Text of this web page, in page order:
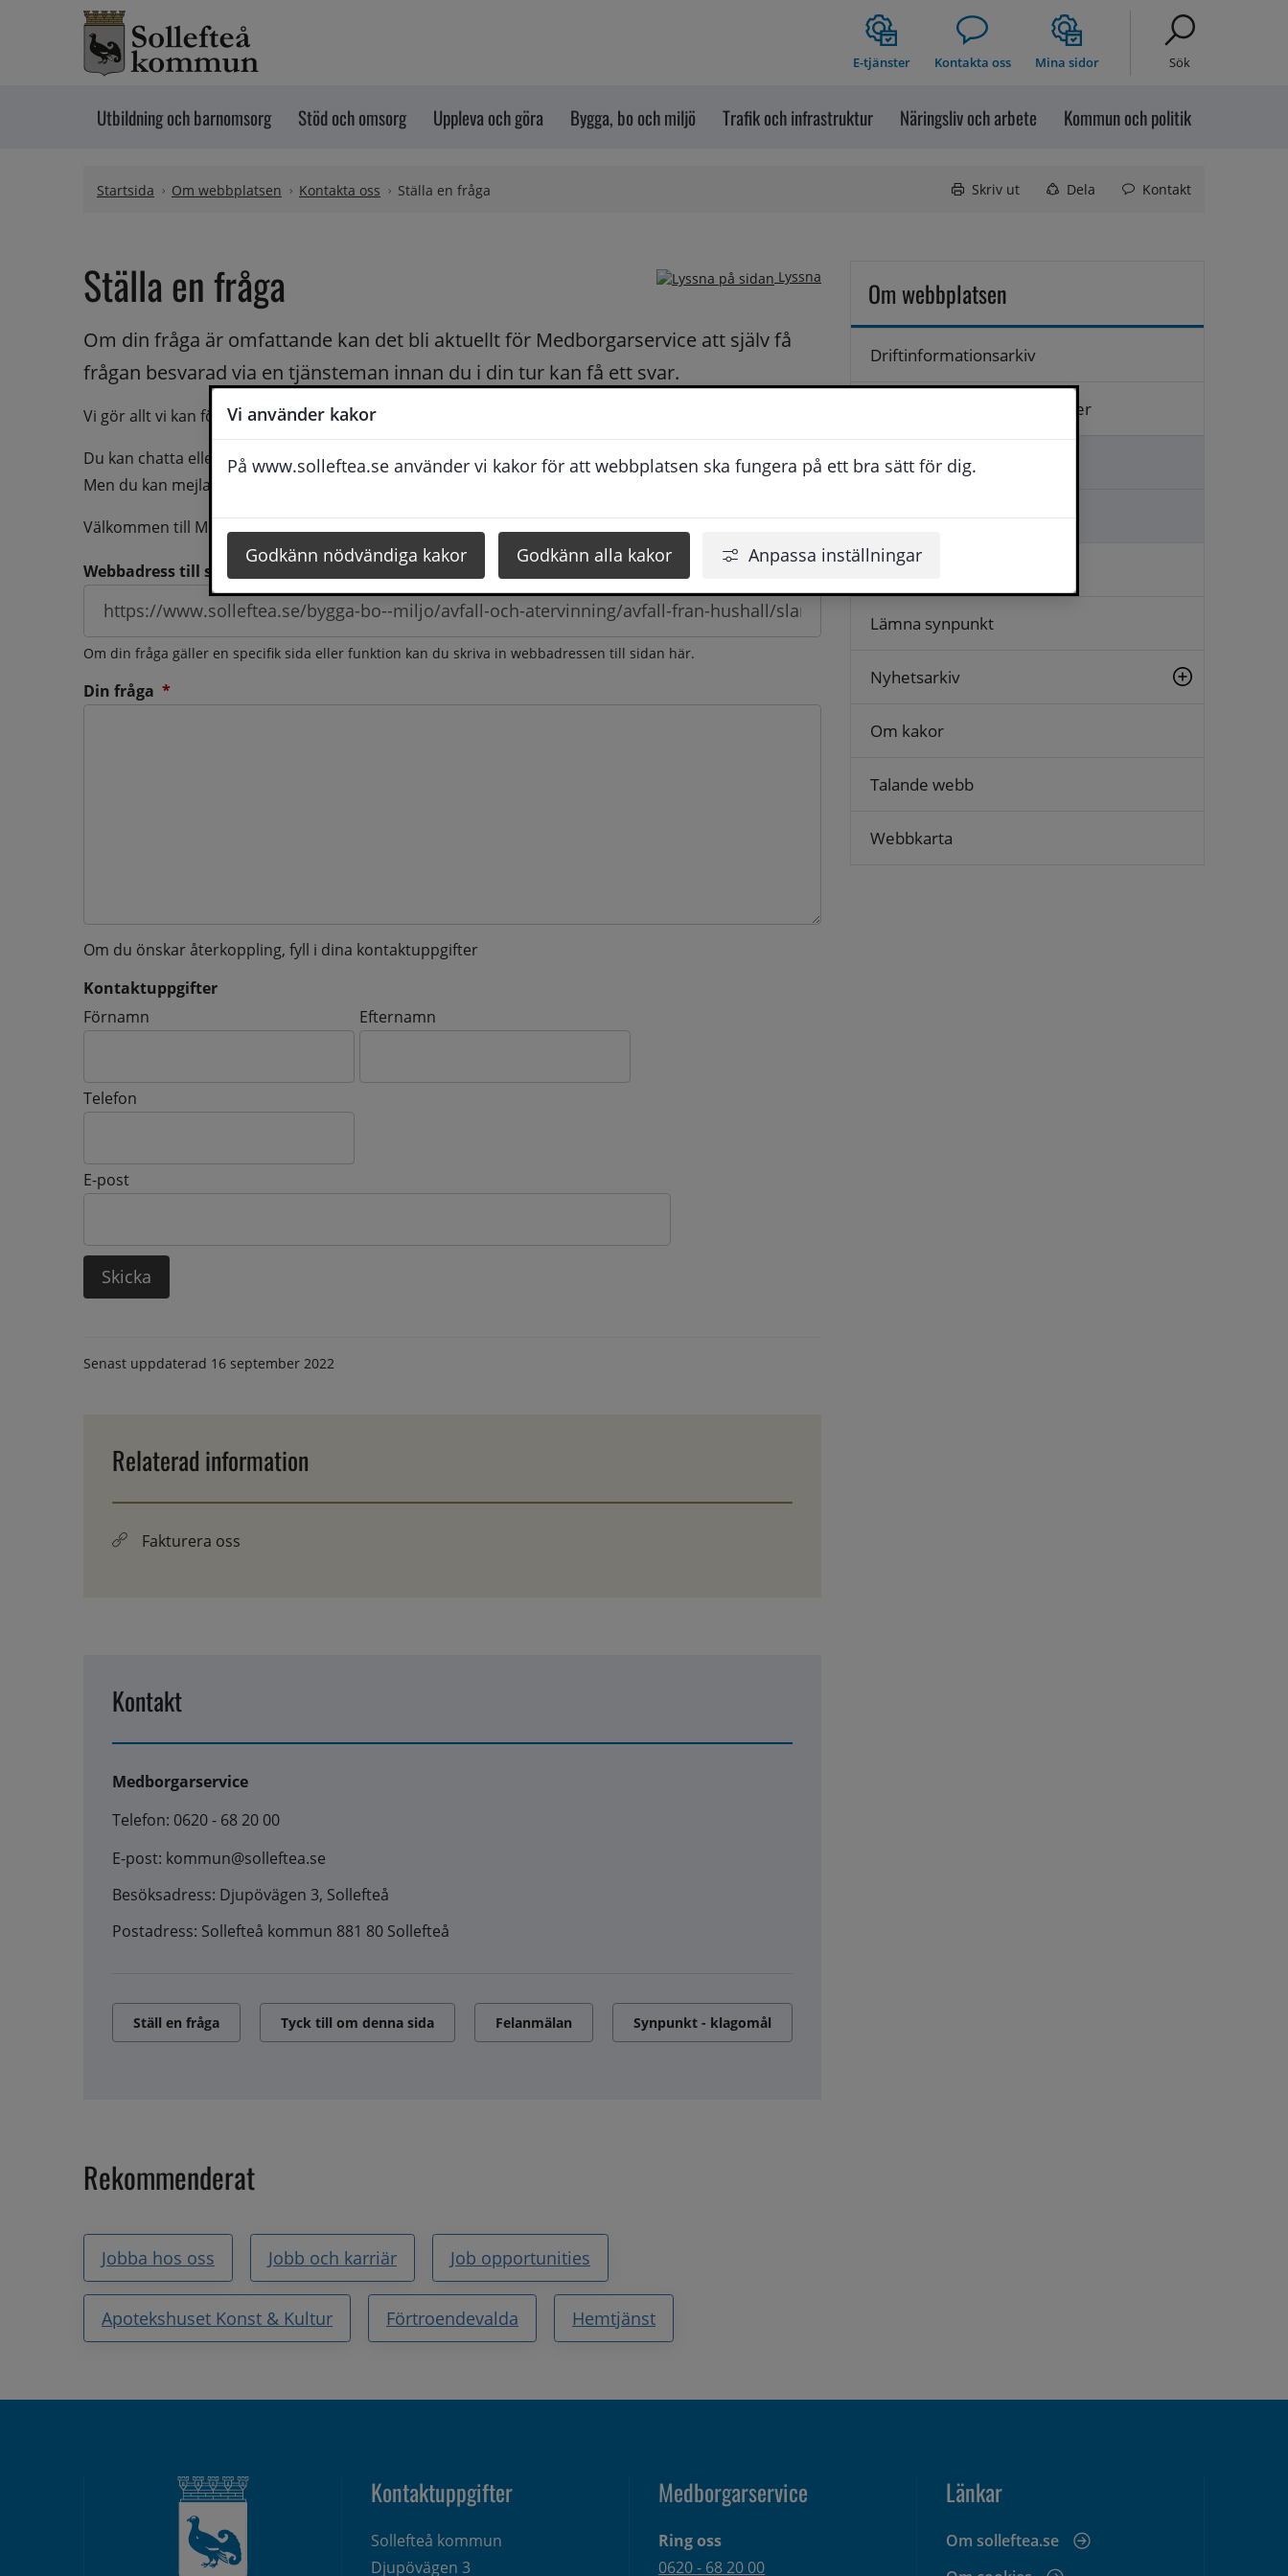
Vi använder kakor
På www.solleftea.se använder vi kakor för att webbplatsen ska fungera på ett bra sätt för dig.
Godkänn nödvändiga kakor Godkänn alla kakor Anpassa inställningar
Hoppa till innehåll
E-tjänster Kontakta oss Mina sidor Sök
Utbildning och barnomsorg Stöd och omsorg Uppleva och göra Bygga, bo och miljö Trafik och infrastruktur Näringsliv och arbete Kommun och politik
Startsida Om webbplatsen Kontakta oss Ställa en fråga Skriv ut Dela Kontakt
Lyssna
Ställa en fråga
Om din fråga är omfattande kan det bli aktuellt för Medborgarservice att själv få
frågan besvarad via en tjänsteman innan du i din tur kan få ett svar.
Vi gör allt vi kan för att du ska få hjälp och svar på dina frågor fortast möjligt.
Du kan chatta eller ringa oss med din fråga så besvarar vi dig så snabbt som möjligt under arbetstid.
Men du kan mejla oss din fråga dygnt runt och du få svaret inom 2 - 4 arbetsdagar.
Välkommen till Medborgarservice!
Webbadress till sidan som frågan berör
Om din fråga gäller en specifik sida eller funktion kan du skriva in webbadressen till sidan här.
Din fråga *
Om du önskar återkoppling, fyll i dina kontaktuppgifter
Kontaktuppgifter
Kontaktuppgifter
Förnamn Efternamn
Telefon
E-post
Senast uppdaterad 16 september 2022
Relaterad information
Fakturera oss
Kontakt
Medborgarservice
Telefon: 0620 - 68 20 00
E-post: kommun@solleftea.se
Besöksadress: Djupövägen 3, Sollefteå
Postadress: Sollefteå kommun 881 80 Sollefteå
Ställ en fråga Tyck till om denna sida Felanmälan Synpunkt - klagomål
Rekommenderat
Jobba hos oss Jobb och karriär Job opportunities
Apotekshuset Konst & Kultur Förtroendevalda Hemtjänst
Om webbplatsen
Driftinformationsarkiv
Hantering av personuppgifter
Kontakta oss
Ställa en fråga
Logga in
Lämna synpunkt
Nyhetsarkiv
Om kakor
Talande webb
Webbkarta
Kontaktuppgifter
Sollefteå kommun
Djupövägen 3
Medborgarservice
Ring oss
0620 - 68 20 00
Länkar
Om solleftea.se